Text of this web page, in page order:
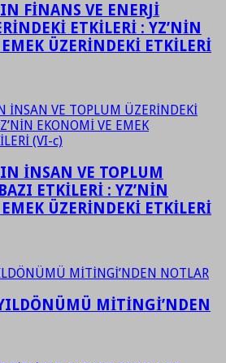
FİNANS VE ENERJİ
ETKİLERİ : YZ’NİN
ÜZERİNDEKİ ETKİLERİ
İNSAN VE TOPLUM
ETKİLERİ : YZ’NİN
ÜZERİNDEKİ ETKİLERİ
MİTİNGİ’NDEN